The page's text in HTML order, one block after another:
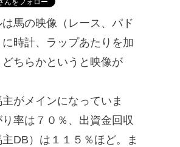
馬の映像（レース、パド
時計、ラップあたりを加
ちらかというと映像が
がメインになっていま
率は７０％、出資金回収
DB）は１１５％ほど。ま